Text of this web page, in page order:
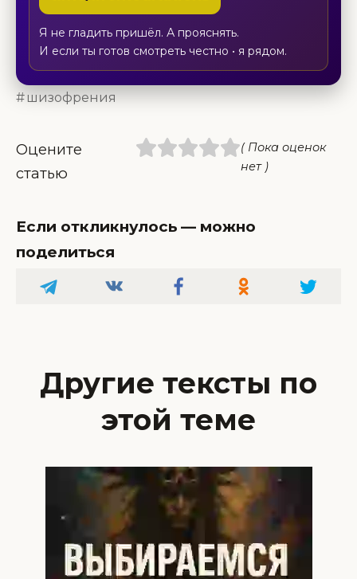
Я не гладить пришёл. А прояснять.
И если ты готов смотреть честно • я рядом.
шизофрения
Оцените
статью
( Пока оценок
нет )
Если откликнулось — можно
поделиться
Другие тексты по
этой теме